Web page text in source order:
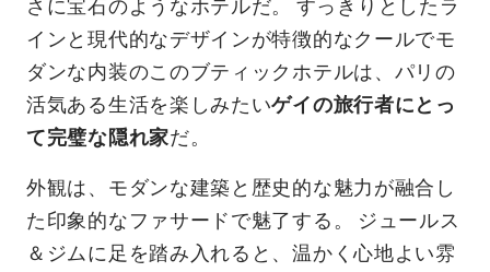
さに宝石のようなホテルだ。 すっきりとしたラ
インと現代的なデザインが特徴的なクールでモ
ダンな内装のこのブティックホテルは、パリの
活気ある生活を楽しみたいゲイの旅行者にとっ
て完璧な隠れ家だ。
外観は、モダンな建築と歴史的な魅力が融合し
た印象的なファサードで魅了する。 ジュールス
＆ジムに足を踏み入れると、温かく心地よい雰